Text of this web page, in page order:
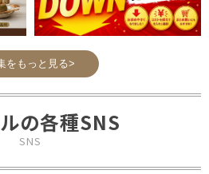
をもっと見る>
の各種SNS
SNS